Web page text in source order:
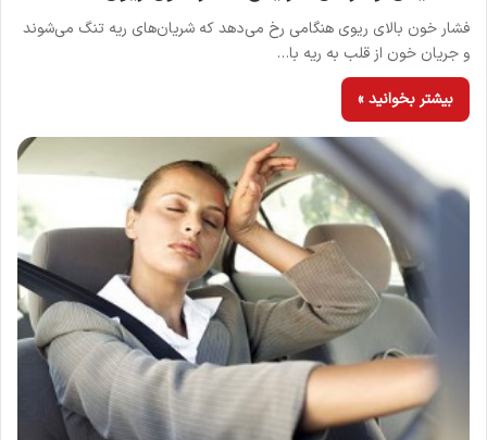
فشار خون بالای ریوی هنگامی رخ می‌دهد که شریان‌های ریه تنگ می‌شوند
و جریان خون از قلب به ریه با…
بیشتر بخوانید »